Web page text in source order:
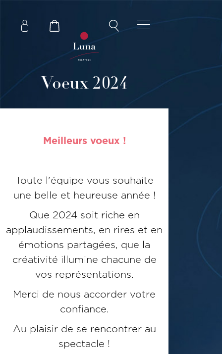
Voeux 2024
Meilleurs voeux !
Toute l'équipe vous souhaite
une belle et heureuse année !
Que 2024 soit riche en
applaudissements, en rires et en
émotions partagées, que la
créativité illumine chacune de
vos représentations.
Merci de nous accorder votre
confiance.
Au plaisir de se rencontrer au
spectacle !